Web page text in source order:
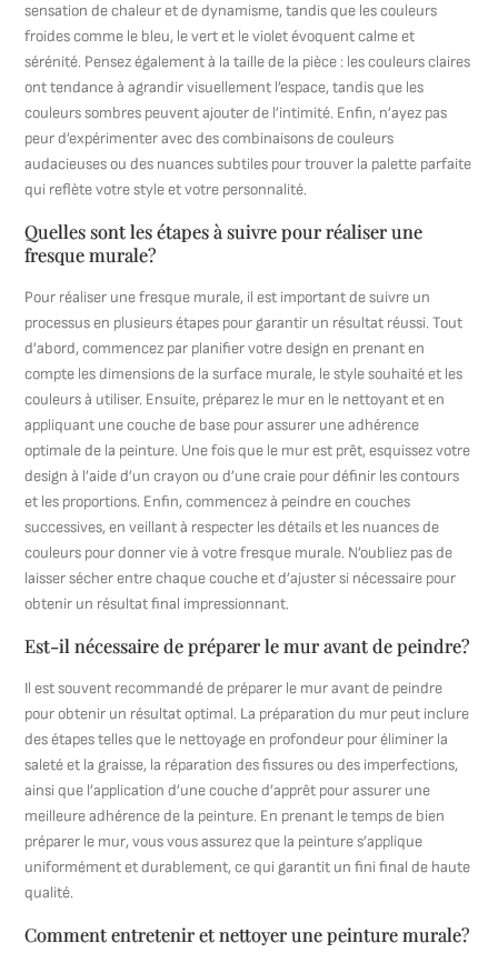
sensation de chaleur et de dynamisme, tandis que les couleurs
froides comme le bleu, le vert et le violet évoquent calme et
sérénité. Pensez également à la taille de la pièce : les couleurs claires
ont tendance à agrandir visuellement l’espace, tandis que les
couleurs sombres peuvent ajouter de l’intimité. Enfin, n’ayez pas
peur d’expérimenter avec des combinaisons de couleurs
audacieuses ou des nuances subtiles pour trouver la palette parfaite
qui reflète votre style et votre personnalité.
Quelles sont les étapes à suivre pour réaliser une
fresque murale?
Pour réaliser une fresque murale, il est important de suivre un
processus en plusieurs étapes pour garantir un résultat réussi. Tout
d’abord, commencez par planifier votre design en prenant en
compte les dimensions de la surface murale, le style souhaité et les
couleurs à utiliser. Ensuite, préparez le mur en le nettoyant et en
appliquant une couche de base pour assurer une adhérence
optimale de la peinture. Une fois que le mur est prêt, esquissez votre
design à l’aide d’un crayon ou d’une craie pour définir les contours
et les proportions. Enfin, commencez à peindre en couches
successives, en veillant à respecter les détails et les nuances de
couleurs pour donner vie à votre fresque murale. N’oubliez pas de
laisser sécher entre chaque couche et d’ajuster si nécessaire pour
obtenir un résultat final impressionnant.
Est-il nécessaire de préparer le mur avant de peindre?
Il est souvent recommandé de préparer le mur avant de peindre
pour obtenir un résultat optimal. La préparation du mur peut inclure
des étapes telles que le nettoyage en profondeur pour éliminer la
saleté et la graisse, la réparation des fissures ou des imperfections,
ainsi que l’application d’une couche d’apprêt pour assurer une
meilleure adhérence de la peinture. En prenant le temps de bien
préparer le mur, vous vous assurez que la peinture s’applique
uniformément et durablement, ce qui garantit un fini final de haute
qualité.
Comment entretenir et nettoyer une peinture murale?